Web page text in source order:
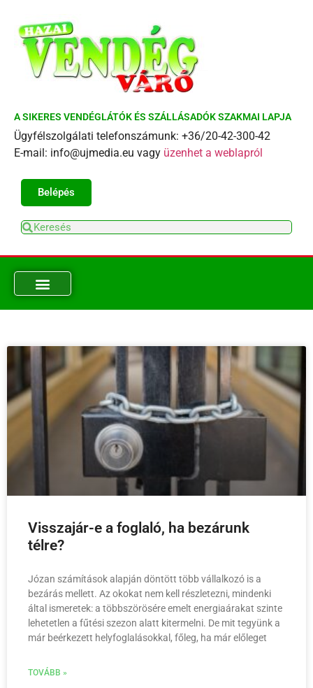
A SIKERES VENDÉGLÁTÓK ÉS SZÁLLÁSADÓK SZAKMAI LAPJA
Ügyfélszolgálati telefonszámunk: +36/20-42-300-42
E-mail: info@ujmedia.eu vagy üzenhet a weblapról
Belépés
Visszajár-e a foglaló, ha bezárunk
télre?
Józan számítások alapján döntött több vállalkozó is a
bezárás mellett. Az okokat nem kell részletezni, mindenki
által ismeretek: a többszörösére emelt energiaárakat szinte
lehetetlen a fűtési szezon alatt kitermelni. De mit tegyünk a
már beérkezett helyfoglalásokkal, főleg, ha már előleget
TOVÁBB »